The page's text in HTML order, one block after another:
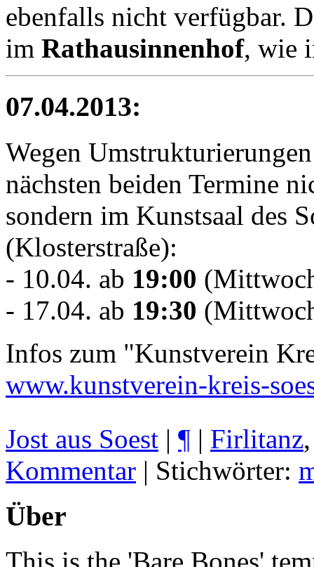
ebenfalls nicht verfügbar.
im Rathausinnenhof, wie
07.04.2013:
Wegen
nächsten beiden Termine
sondern im Kunstsaal des
(Klosterstraße):
- 10.04. ab 19:00
- 17.04. ab 19:30
Infos zum "Kunstverein
www.kunstverein-kreis-
Jost aus Soest | ¶ | Firlitanz
Kommentar | Stichwörter:
Über